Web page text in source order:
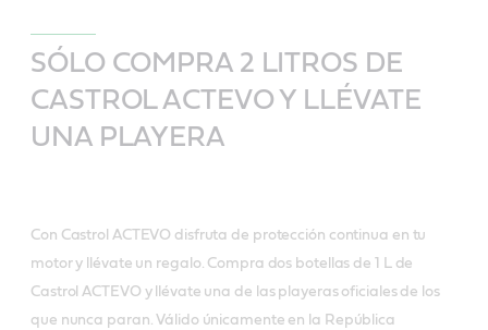
SÓLO COMPRA 2 LITROS DE
CASTROL ACTEVO Y LLÉVATE
UNA PLAYERA
Con Castrol ACTEVO disfruta de protección continua en tu
motor y llévate un regalo. Compra dos botellas de 1 L de
Castrol ACTEVO y llévate una de las playeras oficiales de los
que nunca paran. Válido únicamente en la República